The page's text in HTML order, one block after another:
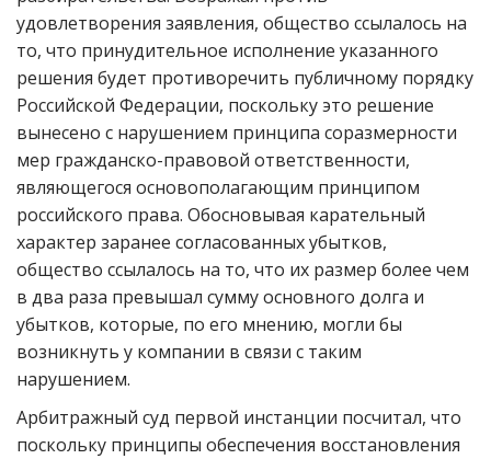
удовлетворения заявления, общество ссылалось на
то, что принудительное исполнение указанного
решения будет противоречить публичному порядку
Российской Федерации, поскольку это решение
вынесено с нарушением принципа соразмерности
мер гражданско-правовой ответственности,
являющегося основополагающим принципом
российского права. Обосновывая карательный
характер заранее согласованных убытков,
общество ссылалось на то, что их размер более чем
в два раза превышал сумму основного долга и
убытков, которые, по его мнению, могли бы
возникнуть у компании в связи с таким
нарушением.
Арбитражный суд первой инстанции посчитал, что
поскольку принципы обеспечения восстановления